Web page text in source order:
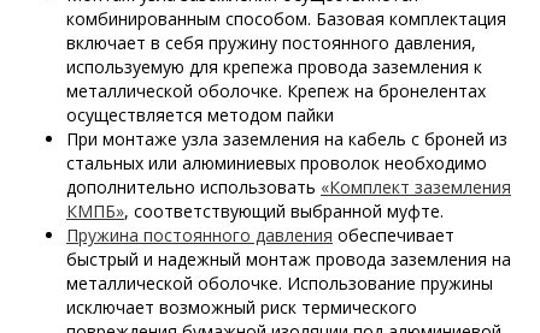
комбинированным способом. Базовая комплектация
включает в себя пружину постоянного давления,
используемую для крепежа провода заземления к
металлической оболочке. Крепеж на бронелентах
осуществляется методом пайки
При монтаже узла заземления на кабель с броней из
стальных или алюминиевых проволок необходимо
дополнительно использовать «Комплект заземления
КМПБ», соответствующий выбранной муфте.
Пружина постоянного давления обеспечивает
быстрый и надежный монтаж провода заземления на
металлической оболочке. Использование пружины
исключает возможный риск термического